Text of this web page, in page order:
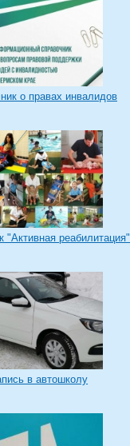
о правах инвалидов
"Активная реабилитация"
в автошколу